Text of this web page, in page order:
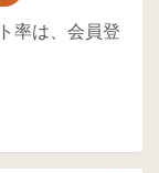
率は、会員登